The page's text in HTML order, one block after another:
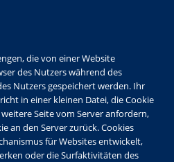
die von einer Website
des Nutzers während des
Nutzers gespeichert werden. Ihr
in einer kleinen Datei, die Cookie
Seite vom Server anfordern,
an den Server zurück. Cookies
für Websites entwickelt,
oder die Surfaktivitäten des